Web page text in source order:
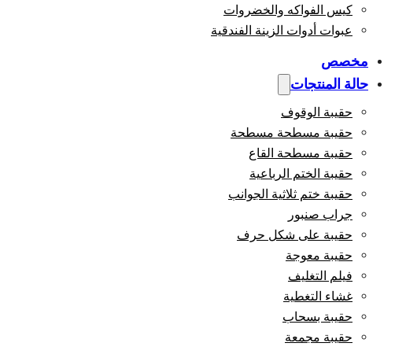
كيس الفواكه والخضروات
عبوات أدوات الزينة الفندقية
مخصص
حالة المنتجات
حقيبة الوقوف
حقيبة مسطحة مسطحة
حقيبة مسطحة القاع
حقيبة الختم الرباعية
حقيبة ختم ثلاثية الجوانب
جراب صنبور
حقيبة على شكل حرف
حقيبة معوجة
فيلم التغليف
غشاء التغطية
حقيبة بسحاب
حقيبة مجمعة